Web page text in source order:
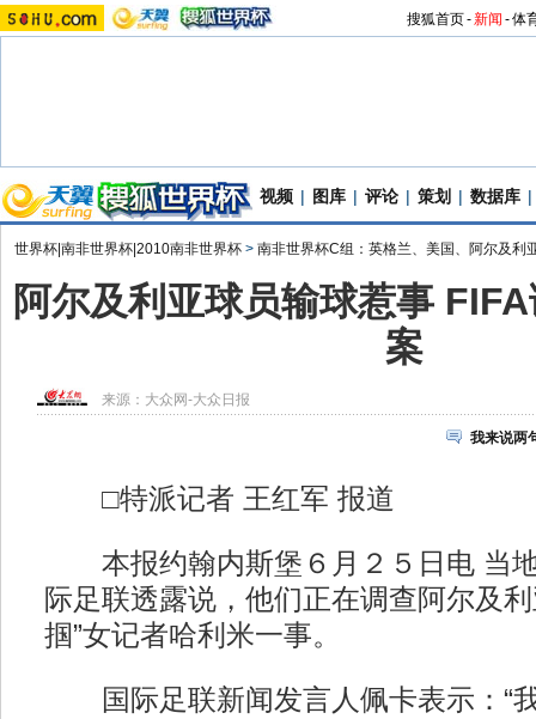
搜狐首页-新闻 -体
视频 | 图库 | 评论 | 策划 | 数据库 |
世界杯|南非世界杯|2010南非世界杯 > 南非世界杯C组：英格兰、美国、阿尔及利
阿尔及利亚球员输球惹事
案
来源： 大众网-大众日报
我来说两
□特派记者 王红军 报道
本报约翰内斯堡６月２５日电 当
际足联透露说，他们正在调查阿尔及
掴”女记者哈利米一事。
国际足联新闻发言人佩卡表示：“